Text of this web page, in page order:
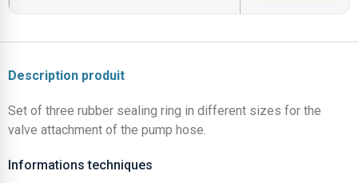
Description produit
Set of three rubber sealing ring in different sizes for the
valve attachment of the pump hose.
Informations techniques